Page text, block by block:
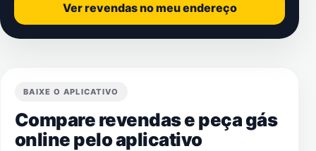
Ver revendas no meu endereço
BAIXE O APLICATIVO
Compare revendas e peça gás
online pelo aplicativo